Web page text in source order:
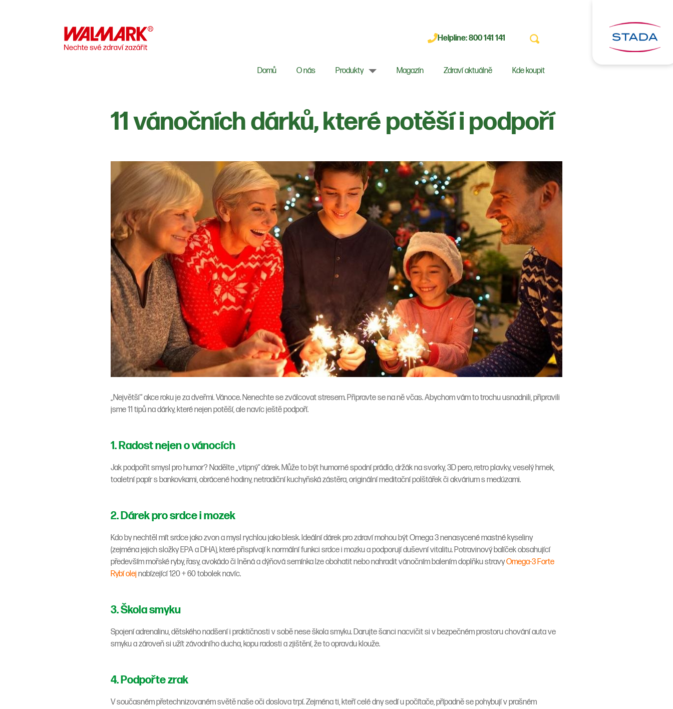
Helpline:800 141 141
Domů O nás Produkty Magazín Zdraví aktuálně Kde koupit
11 vánočních dárků, které potěší i podpoří
„Největší“ akce roku je za dveřmi. Vánoce. Nenechte se zválcovat stresem. Připravte se na ně včas. Abychom vám to trochu usnadnili, připravili
jsme 11 tipů na dárky, které nejen potěší, ale navíc ještě podpoří.
1. Radost nejen o vánocích
Jak podpořit smysl pro humor? Nadělte „vtipný“ dárek. Může to být humorné spodní prádlo, držák na svorky, 3D pero, retro plavky, veselý hrnek,
toaletní papír s bankovkami, obrácené hodiny, netradiční kuchyňská zástěra, originální meditační polštářek či akvárium s medúzami.
2. Dárek pro srdce i mozek
Kdo by nechtěl mít srdce jako zvon a mysl rychlou jako blesk. Ideální dárek pro zdraví mohou být Omega 3 nenasycené mastné kyseliny
(zejména jejich složky EPA a DHA), které přispívají k normální funkci srdce i mozku a podporují duševní vitalitu. Potravinový balíček obsahující
především mořské ryby, řasy, avokádo či lněná a dýňová semínka lze obohatit nebo nahradit vánočním balením doplňku stravyOmega-3 Forte
Rybí olejnabízející 120 + 60 tobolek navíc.
3. Škola smyku
Spojení adrenalinu, dětského nadšení i praktičnosti v sobě nese škola smyku. Darujte šanci nacvičit si v bezpečném prostoru chování auta ve
smyku a zároveň si užít závodního ducha, kopu radosti a zjištění, že to opravdu klouže.
4. Podpořte zrak
V současném přetechnizovaném světě naše oči doslova trpí. Zejména ti, kteří celé dny sedí u počítače, případně se pohybují v prašném